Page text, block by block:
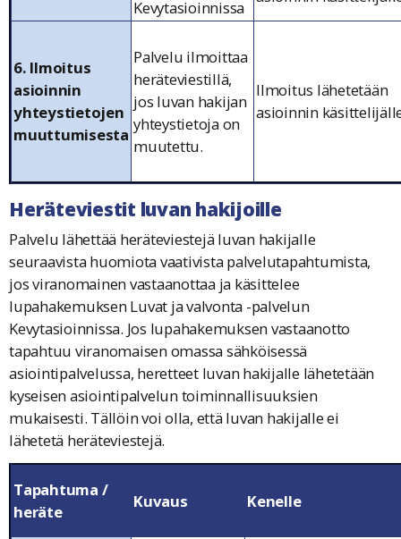
Kevytasioinnissa
6. Ilmoitus
asioinnin
yhteystietojen
muuttumisesta
Palvelu ilmoittaa
heräteviestillä,
jos luvan hakijan
yhteystietoja on
muutettu.
Ilmoitus lähetetään
asioinnin
Heräteviestit luvan hakijoille
Palvelu lähettää heräteviestejä luvan hakijalle
seuraavista huomiota vaativista palvelutapahtumista,
jos viranomainen vastaanottaa ja käsittelee
lupahakemuksen Luvat ja valvonta -palvelun
Kevytasioinnissa. Jos lupahakemuksen vastaanotto
tapahtuu viranomaisen omassa sähköisessä
asiointipalvelussa, heretteet luvan hakijalle lähetetään
kyseisen asiointipalvelun toiminnallisuuksien
mukaisesti. Tällöin voi olla, että luvan hakijalle ei
lähetetä heräteviestejä.
Tapahtuma /
heräte
Kuvaus Kenelle